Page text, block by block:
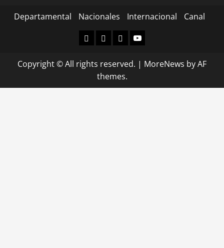
Departamental Nacionales Internacional Canal
Departamental
Nacionales
Internacional
Canal
Copyright © All rights reserved. | MoreNews by AF
themes.